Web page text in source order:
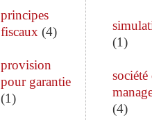
principes
fiscaux (4)
provision
pour garantie
(1)
(1)
société
(4)